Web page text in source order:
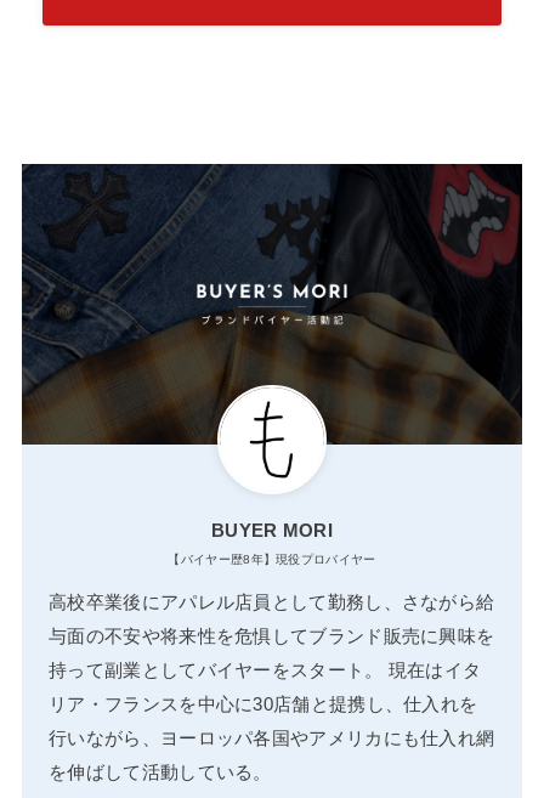
BUYER MORI
【バイヤー歴8年】現役プロバイヤー
高校卒業後にアパレル店員として勤務し、さながら給
与面の不安や将来性を危惧してブランド販売に興味を
持って副業としてバイヤーをスタート。 現在はイタ
リア・フランスを中心に30店舗と提携し、仕入れを
行いながら、ヨーロッパ各国やアメリカにも仕入れ網
を伸ばして活動している。